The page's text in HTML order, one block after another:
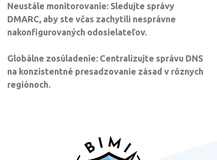
Neustále monitorovanie: Sledujte správy
DMARC, aby ste včas zachytili nesprávne
nakonfigurovaných odosielateľov.
Globálne zosúladenie: Centralizujte správu DNS
na konzistentné presadzovanie zásad v rôznych
regiónoch.